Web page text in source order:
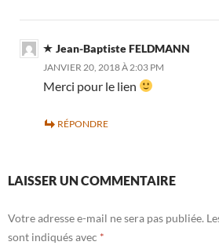
Jean-Baptiste FELDMANN
JANVIER 20, 2018 À 2:03 PM
Merci pour le lien
RÉPONDRE
LAISSER UN COMMENTAIRE
Votre adresse e-mail ne sera pas publiée.
sont indiqués avec *